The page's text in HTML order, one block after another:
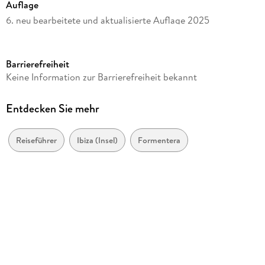
Auflage
6. neu bearbeitete und aktualisierte Auflage 2025
Reihe
Autor/Autorin
Verlag/Hersteller
Reise Know-How Daerr GmbH
Barrierefreiheit
Keine Information zur Barrierefreiheit bekannt
Entdecken Sie mehr
Reiseführer Ibiza (Insel) Formentera